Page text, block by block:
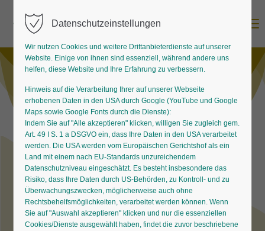
Die Staude des Jahres
Datenschutzeinstellungen
Wir nutzen Cookies und weitere Drittanbieterdienste auf unserer
Website. Einige von ihnen sind essenziell, während andere uns
helfen, diese Website und Ihre Erfahrung zu verbessern.
Hinweis auf die Verarbeitung Ihrer auf unserer Webseite
erhobenen Daten in den USA durch Google (YouTube und Google
Maps sowie Google Fonts durch die Dienste):
Indem Sie auf "Alle akzeptieren" klicken, willigen Sie zugleich gem.
Art. 49 I S. 1 a DSGVO ein, dass Ihre Daten in den USA verarbeitet
werden. Die USA werden vom Europäischen Gerichtshof als ein
Land mit einem nach EU-Standards unzureichendem
Datenschutzniveau eingeschätzt. Es besteht insbesondere das
Risiko, dass Ihre Daten durch US-Behörden, zu Kontroll- und zu
Überwachungszwecken, möglicherweise auch ohne
Rechtsbehelfsmöglichkeiten, verarbeitet werden können. Wenn
Sie auf "Auswahl akzeptieren" klicken und nur die essenziellen
Cookies/Dienste ausgewählt haben, findet die zuvor beschriebene